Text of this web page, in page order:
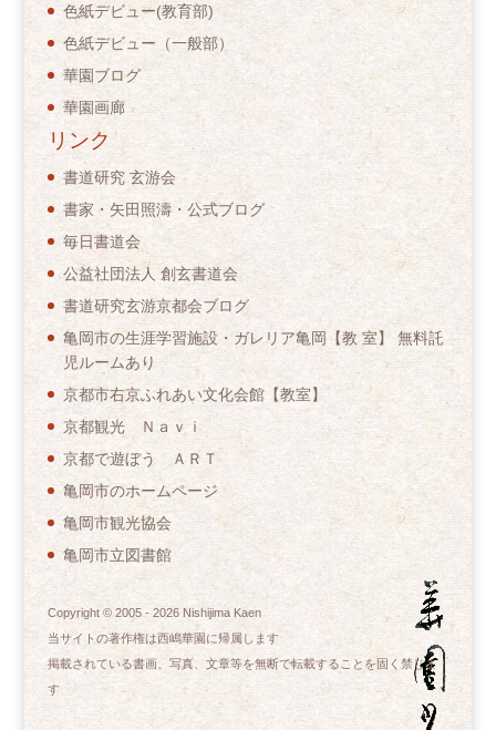
色紙デビュー(教育部)
色紙デビュー（一般部）
華園ブログ
華園画廊
リンク
書道研究 玄游会
書家・矢田照濤・公式ブログ
毎日書道会
公益社団法人 創玄書道会
書道研究玄游京都会ブログ
亀岡市の生涯学習施設・ガレリア亀岡【教 室】 無料託
児ルームあり
京都市右京ふれあい文化会館【教室】
京都観光 Ｎａｖｉ
京都で遊ぼう ＡＲＴ
亀岡市のホームページ
亀岡市観光協会
亀岡市立図書館
Copyright © 2005 - 2026Nishijima Kaen
当サイトの著作権は西嶋華園に帰属します
掲載されている書画、写真、文章等を無断で転載することを固く禁じま
す